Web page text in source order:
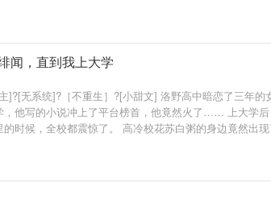
闻，直到我上大学
]?[无系统]?［不重生］?[小甜文] 洛野高中暗恋了三年
，他写的小说冲上了平台榜首，他竟然火了…… 上大学
时候，全校都震惊了。 高冷校花苏白粥的身边竟然出